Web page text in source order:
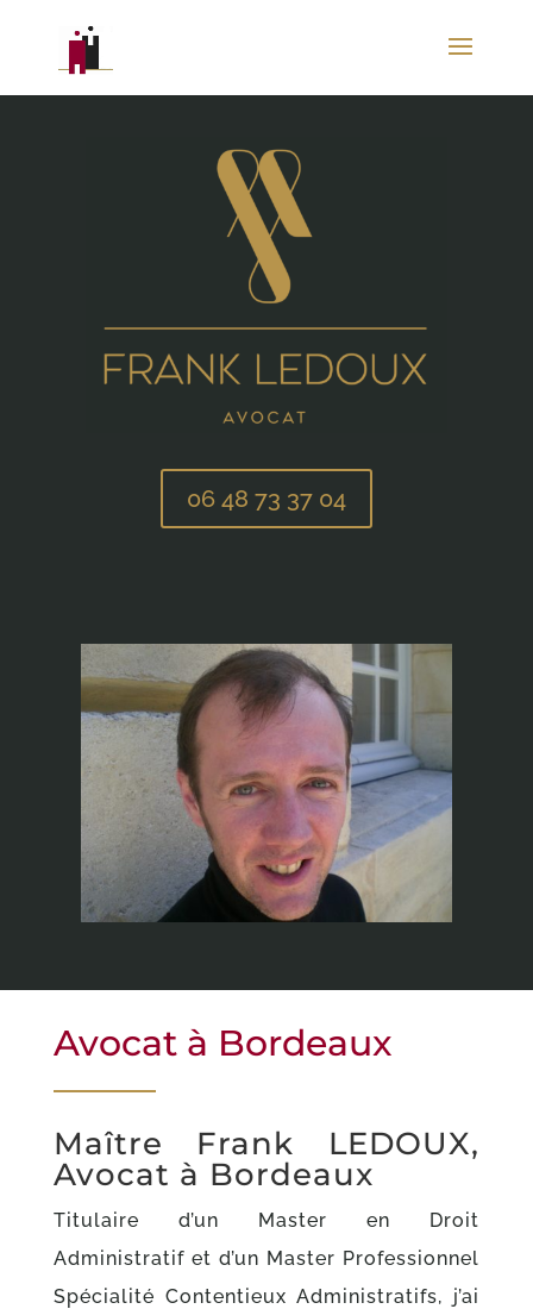
06 48 73 37 04
Avocat à Bordeaux
Maître Frank LEDOUX,
Avocat à Bordeaux
Titulaire d’un Master en Droit
Administratif et d’un Master Professionnel
Spécialité Contentieux Administratifs, j’ai